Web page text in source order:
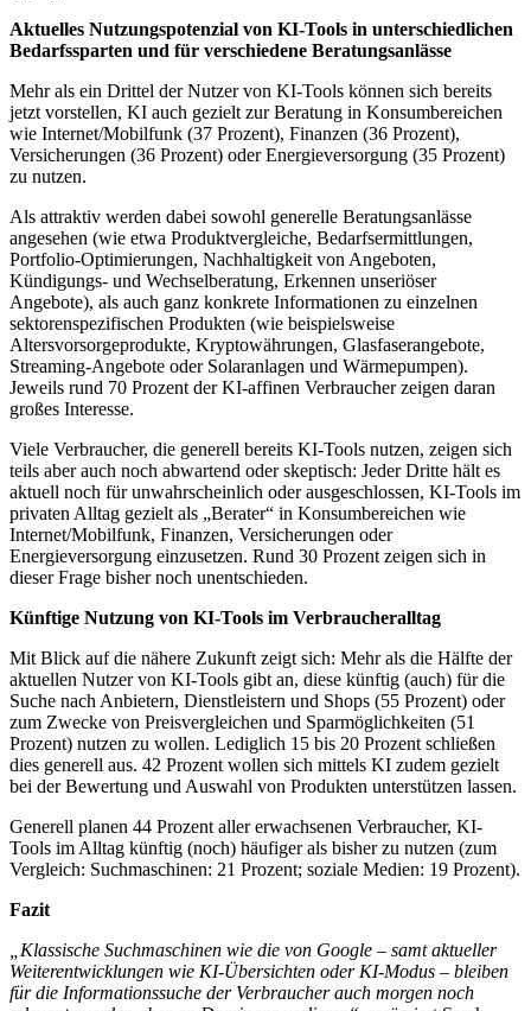
Aktuelles Nutzungspotenzial von KI-Tools in unterschiedlichen
Bedarfssparten und für verschiedene Beratungsanlässe
Mehr als ein Drittel der Nutzer von KI-Tools können sich bereits
jetzt vorstellen, KI auch gezielt zur Beratung in Konsumbereichen
wie Internet/Mobilfunk (37 Prozent), Finanzen (36 Prozent),
Versicherungen (36 Prozent) oder Energieversorgung (35 Prozent)
zu nutzen.
Als attraktiv werden dabei sowohl generelle Beratungsanlässe
angesehen (wie etwa Produktvergleiche, Bedarfsermittlungen,
Portfolio-Optimierungen, Nachhaltigkeit von Angeboten,
Kündigungs- und Wechselberatung, Erkennen unseriöser
Angebote), als auch ganz konkrete Informationen zu einzelnen
sektorenspezifischen Produkten (wie beispielsweise
Altersvorsorgeprodukte, Kryptowährungen, Glasfaserangebote,
Streaming-Angebote oder Solaranlagen und Wärmepumpen).
Jeweils rund 70 Prozent der KI-affinen Verbraucher zeigen daran
großes Interesse.
Viele Verbraucher, die generell bereits KI-Tools nutzen, zeigen sich
teils aber auch noch abwartend oder skeptisch: Jeder Dritte hält es
aktuell noch für unwahrscheinlich oder ausgeschlossen, KI-Tools im
privaten Alltag gezielt als „Berater“ in Konsumbereichen wie
Internet/Mobilfunk, Finanzen, Versicherungen oder
Energieversorgung einzusetzen. Rund 30 Prozent zeigen sich in
dieser Frage bisher noch unentschieden.
Künftige Nutzung von KI-Tools im Verbraucheralltag
Mit Blick auf die nähere Zukunft zeigt sich: Mehr als die Hälfte der
aktuellen Nutzer von KI-Tools gibt an, diese künftig (auch) für die
Suche nach Anbietern, Dienstleistern und Shops (55 Prozent) oder
zum Zwecke von Preisvergleichen und Sparmöglichkeiten (51
Prozent) nutzen zu wollen. Lediglich 15 bis 20 Prozent schließen
dies generell aus. 42 Prozent wollen sich mittels KI zudem gezielt
bei der Bewertung und Auswahl von Produkten unterstützen lassen.
Generell planen 44 Prozent aller erwachsenen Verbraucher, KI-
Tools im Alltag künftig (noch) häufiger als bisher zu nutzen (zum
Vergleich: Suchmaschinen: 21 Prozent; soziale Medien: 19 Prozent).
Fazit
„Klassische Suchmaschinen wie die von Google – samt aktueller
Weiterentwicklungen wie KI-Übersichten oder KI-Modus – bleiben
für die Informationssuche der Verbraucher auch morgen noch